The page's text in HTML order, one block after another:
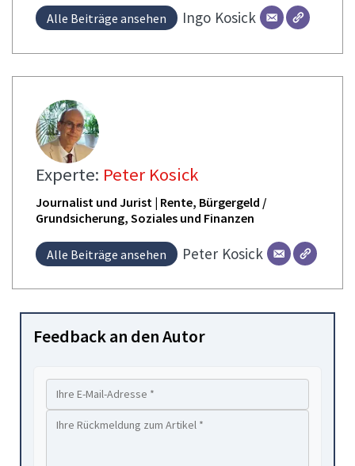
Alle Beiträge ansehen Ingo Kosick
Experte: Peter Kosick
Journalist und Jurist | Rente, Bürgergeld /
Grundsicherung, Soziales und Finanzen
Alle Beiträge ansehen Peter Kosick
Feedback an den Autor